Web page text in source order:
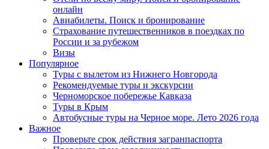
онлайн
Авиабилеты. Поиск и бронирование
Страхование путешественников в поездках по
России и за рубежом
Визы
Популярное
Туры с вылетом из Нижнего Новгорода
Рекомендуемые туры и экскурсии
Черноморское побережье Кавказа
Туры в Крым
Автобусные туры на Черное море. Лето 2026 года
Важное
Проверьте срок действия загранпаспорта